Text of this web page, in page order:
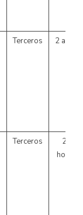
Terceros 2 años
Terceros
24
horas